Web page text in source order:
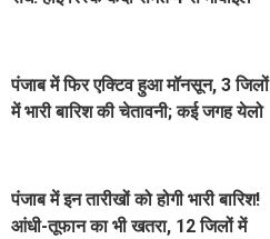
पंजाब में फिर एक्टिव हुआ मॉनसून, 3 जिलों
में भारी बारिश की चेतावनी; कई जगह येलो
पंजाब में इन तारीखों को होगी भारी बारिश!
आंधी-तूफान का भी खतरा, 12 जिलों में